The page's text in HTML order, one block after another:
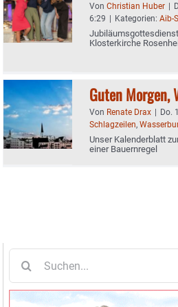
Von Christian Huber |
6:29 | Kategorien: Aib-
Klosterkirche
Guten Morgen,
Von Renate Drax | Do.
Schlagzeilen,
Unser Kalenderblatt
einer Bauernregel
nach: